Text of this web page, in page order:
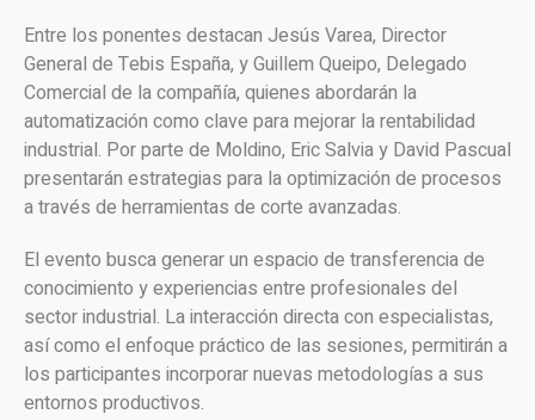
Entre los ponentes destacan Jesús Varea, Director
General de Tebis España, y Guillem Queipo, Delegado
Comercial de la compañía, quienes abordarán la
automatización como clave para mejorar la rentabilidad
industrial. Por parte de Moldino, Eric Salvia y David Pascual
presentarán estrategias para la optimización de procesos
a través de herramientas de corte avanzadas.
El evento busca generar un espacio de transferencia de
conocimiento y experiencias entre profesionales del
sector industrial. La interacción directa con especialistas,
así como el enfoque práctico de las sesiones, permitirán a
los participantes incorporar nuevas metodologías a sus
entornos productivos.